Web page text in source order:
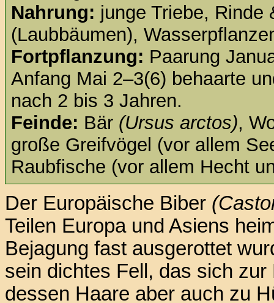
Nahrung: junge Triebe, Rinde
(Laubbäumen),
Fortpflanzung: Paarung
Anfang Mai 2–3(6) behaarte
nach 2 bis 3 Jahren.
Feinde: Bär (Ursus arctos),
große Greifvögel (vor allem
Raubfische (vor allem Hecht
Der Europäische Biber
Teilen Europa und Asiens
Bejagung fast ausgerottet
sein dichtes Fell, das sich
dessen Haare aber auch zu